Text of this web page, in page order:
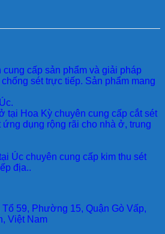
cung cấp sản phẩm và giải pháp
sét trực tiếp. Sản phẩm mang
tại Hoa Kỳ chuyên cung cấp cắt sét
ứng dụng rộng rãi cho nhà ở, trung
Úc chuyên cung cấp kim thu sét
địa..
59, Phường 15, Quận Gò Vấp,
Việt Nam